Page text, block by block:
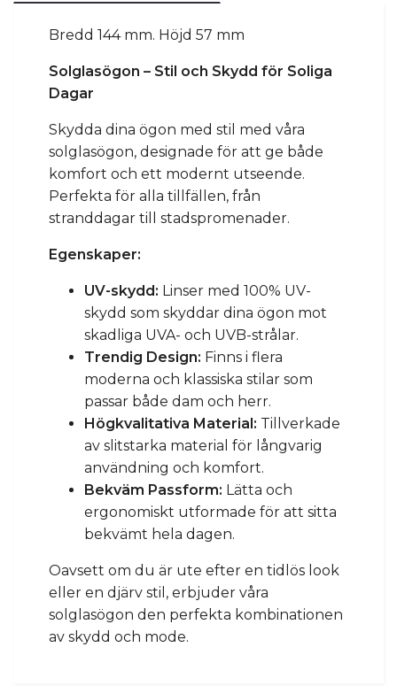
Bredd 144 mm. Höjd 57 mm
Solglasögon – Stil och Skydd för Soliga
Dagar
Skydda dina ögon med stil med våra
solglasögon, designade för att ge både
komfort och ett modernt utseende.
Perfekta för alla tillfällen, från
stranddagar till stadspromenader.
Egenskaper:
UV-skydd: Linser med 100% UV-
skydd som skyddar dina ögon mot
skadliga UVA- och UVB-strålar.
Trendig Design: Finns i flera
moderna och klassiska stilar som
passar både dam och herr.
Högkvalitativa Material: Tillverkade
av slitstarka material för långvarig
användning och komfort.
Bekväm Passform: Lätta och
ergonomiskt utformade för att sitta
bekvämt hela dagen.
Oavsett om du är ute efter en tidlös look
eller en djärv stil, erbjuder våra
solglasögon den perfekta kombinationen
av skydd och mode.